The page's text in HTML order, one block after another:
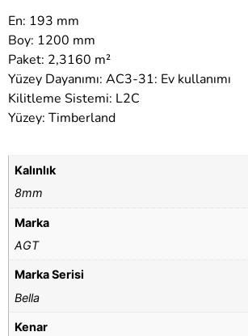
En: 193 mm
Boy: 1200 mm
Paket: 2,3160 m²
Yüzey Dayanımı: AC3-31: Ev kullanımı
Kilitleme Sistemi: L2C
Yüzey: Timberland
Kalınlık
8mm
Marka
AGT
Marka Serisi
Bella
Kenar